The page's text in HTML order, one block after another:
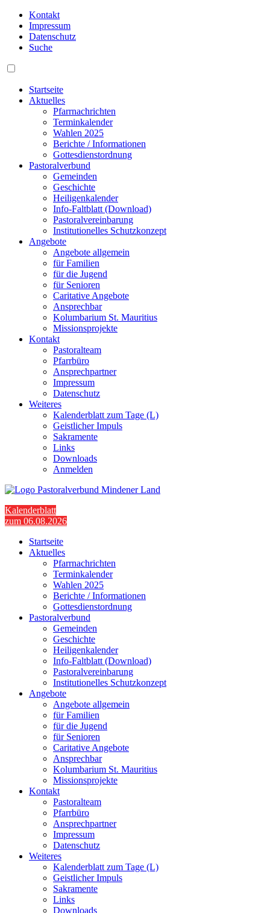
Kontakt
Impressum
Datenschutz
Suche
Startseite
Aktuelles
Pfarrnachrichten
Terminkalender
Wahlen 2025
Berichte / Informationen
Gottesdienstordnung
Pastoralverbund
Gemeinden
Geschichte
Heiligenkalender
Info-Faltblatt (Download)
Pastoralvereinbarung
Institutionelles Schutzkonzept
Angebote
Angebote allgemein
für Familien
für die Jugend
für Senioren
Caritative Angebote
Ansprechbar
Kolumbarium St. Mauritius
Missionsprojekte
Kontakt
Pastoralteam
Pfarrbüro
Ansprechpartner
Impressum
Datenschutz
Weiteres
Kalenderblatt zum Tage (L)
Geistlicher Impuls
Sakramente
Links
Downloads
Anmelden
Kalenderblatt
zum 06.08.2026
Startseite
Aktuelles
Pfarrnachrichten
Terminkalender
Wahlen 2025
Berichte / Informationen
Gottesdienstordnung
Pastoralverbund
Gemeinden
Geschichte
Heiligenkalender
Info-Faltblatt (Download)
Pastoralvereinbarung
Institutionelles Schutzkonzept
Angebote
Angebote allgemein
für Familien
für die Jugend
für Senioren
Caritative Angebote
Ansprechbar
Kolumbarium St. Mauritius
Missionsprojekte
Kontakt
Pastoralteam
Pfarrbüro
Ansprechpartner
Impressum
Datenschutz
Weiteres
Kalenderblatt zum Tage (L)
Geistlicher Impuls
Sakramente
Links
Downloads